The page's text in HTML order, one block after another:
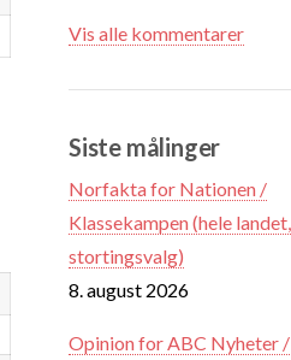
Vis alle kommentarer
Siste målinger
Norfakta for Nationen /
Klassekampen (hele landet,
stortingsvalg)
8. august 2026
Opinion for ABC Nyheter /